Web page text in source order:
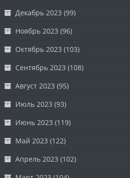
Декабрь 2023 (99)
Ноябрь 2023 (96)
Октябрь 2023 (103)
Сентябрь 2023 (108)
Август 2023 (95)
Июль 2023 (93)
Июнь 2023 (119)
Май 2023 (122)
Апрель 2023 (102)